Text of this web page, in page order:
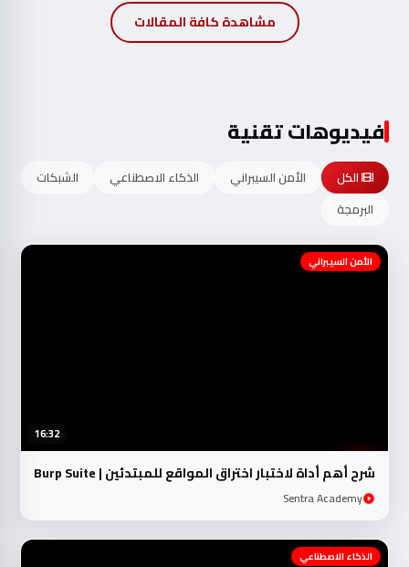
مشاهدة كافة المقالات
فيديوهات تقنية
الكل الأمن السيبراني الذكاء الاصطناعي
الشبكات
البرمجة
16:32
الأمن السيبراني
شرح أهم أداة لاختبار اختراق المواقع للمبتدئين | Burp Suite
Sentra Academy
الذكاء الاصطناعي